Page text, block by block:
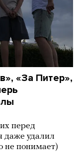
«За Питер»,
перед
даже удалил
не понимает)